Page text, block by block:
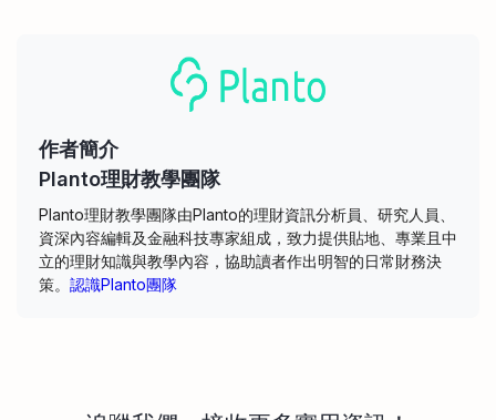
作者簡介
Planto理財教學團隊
Planto理財教學團隊由Planto的理財資訊分析員、研究人員、
資深內容編輯及金融科技專家組成，致力提供貼地、專業且中
立的理財知識與教學內容，協助讀者作出明智的日常財務決
策。 認識Planto團隊